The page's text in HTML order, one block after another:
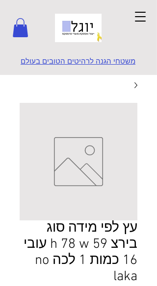
משטחי הגנה לרהיטים הטובים בעולם
עץ לפי מידה סוג
בירצ h 78 w 59 עובי
16 כמות 1 לכה no
laka